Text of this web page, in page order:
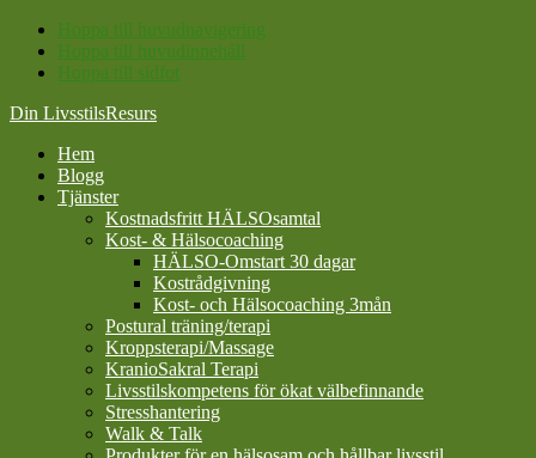
Hoppa till huvudnavigering
Hoppa till huvudinnehåll
Hoppa till sidfot
Din LivsstilsResurs
Hem
Blogg
Tjänster
Kostnadsfritt HÄLSOsamtal
Kost- & Hälsocoaching
HÄLSO-Omstart 30 dagar
Kostrådgivning
Kost- och Hälsocoaching 3mån
Postural träning/terapi
Kroppsterapi/Massage
KranioSakral Terapi
Livsstilskompetens för ökat välbefinnande
Stresshantering
Walk & Talk